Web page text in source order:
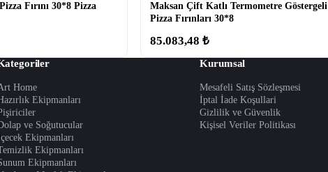
Fırını 30*8 Pizza
Maksan Çift Katlı Termometre Göstergeli
Pizza Fırınları 30*8
85.083,48 ₺
Home
Ekipmanları
ve Soğutucular
Ekipmanları
Ekipmanları
Ekipmanları
Kurumsal
Mesafeli Satış Sözleşmesi
İptal İade Koşullari
Gizlilik ve Güvenlik
Kişisel Veriler Politikası